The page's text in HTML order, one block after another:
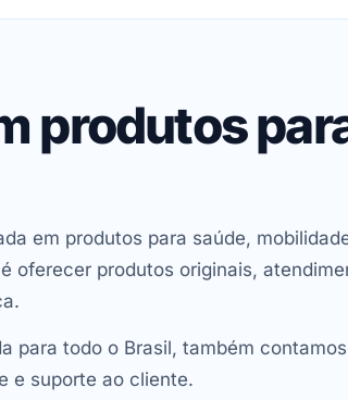
produtos
em produtos para saúde,
oferecer produtos originais,
para todo o Brasil, também
e suporte ao cliente.